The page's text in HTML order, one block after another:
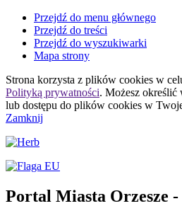
Przejdź do menu głównego
Przejdź do treści
Przejdź do wyszukiwarki
Mapa strony
Strona korzysta z plików cookies w
Polityką prywatności. Możesz
lub dostępu do plików cookies w
Zamknij
Portal Miasta Orzesze -